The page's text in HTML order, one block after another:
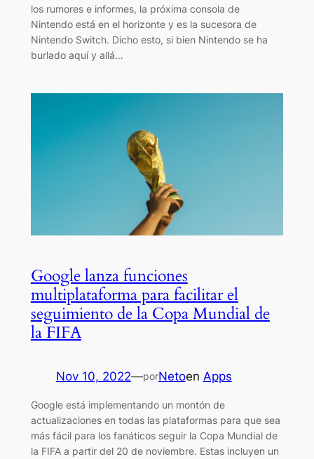
los rumores e informes, la próxima consola de
Nintendo está en el horizonte y es la sucesora de
Nintendo Switch. Dicho esto, si bien Nintendo se ha
burlado aquí y allá…
Google lanza funciones
multiplataforma para facilitar el
seguimiento de la Copa Mundial de
la FIFA
Nov 10, 2022—porNetoen Apps
Google está implementando un montón de
actualizaciones en todas las plataformas para que sea
más fácil para los fanáticos seguir la Copa Mundial de
la FIFA a partir del 20 de noviembre. Estas incluyen un